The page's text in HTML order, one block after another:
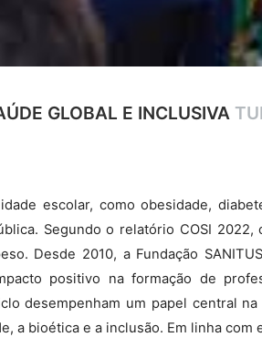
GLOBAL E INCLUSIVA
escolar, como obesidade,
Segundo o relatório COSI 2022,
Desde 2010, a Fundação
positivo na formação de
desempenham um papel central
a bioética e a inclusão. Em linha com